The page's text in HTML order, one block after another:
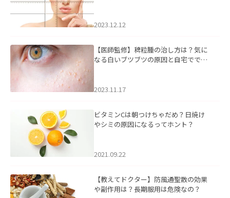
2023.12.12
【医師監修】稗粒腫の治し方は？気に
なる白いブツブツの原因と自宅ででき
2023.11.17
ビタミンCは朝つけちゃだめ？日焼け
やシミの原因になるってホント？
2021.09.22
【教えてドクター】防風通聖散の効果
や副作用は？長期服用は危険なの？